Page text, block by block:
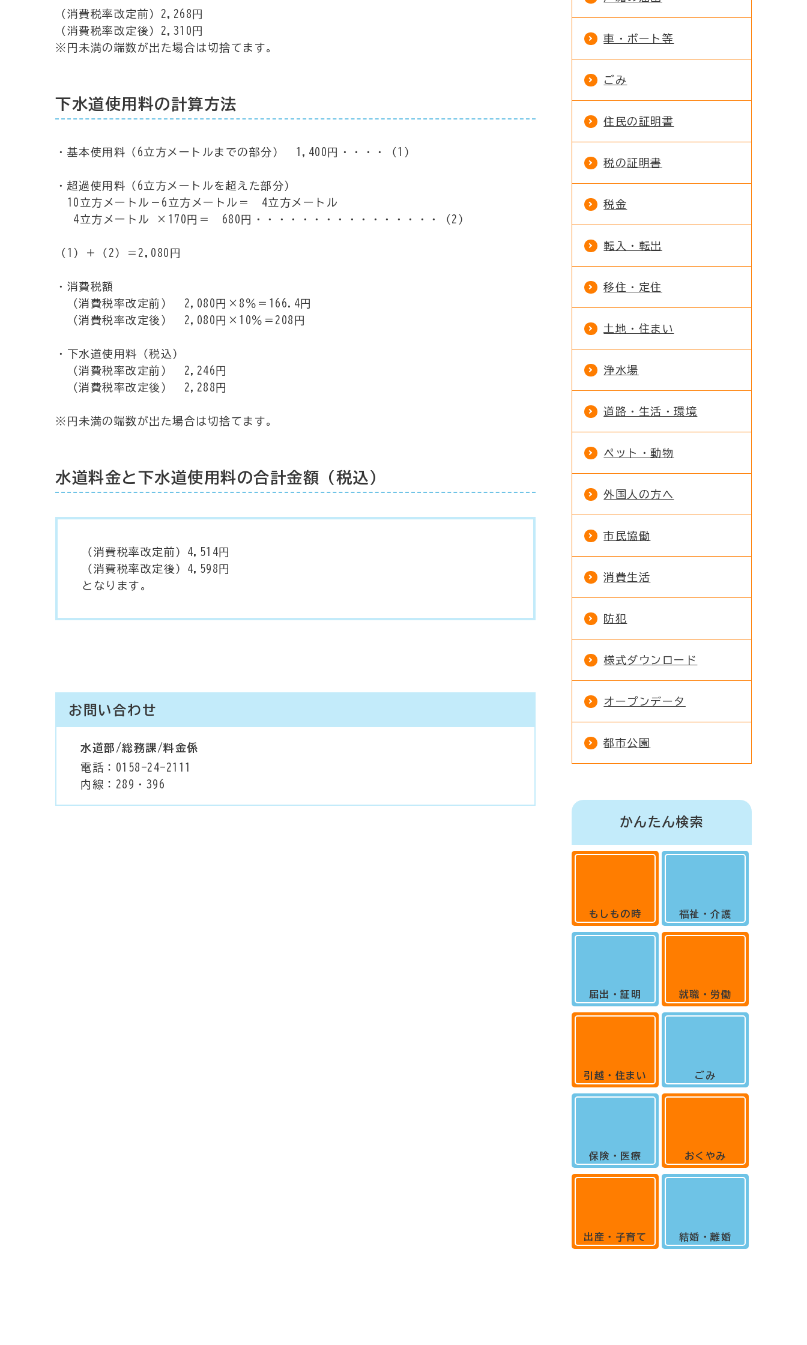
（消費税率改定前）2,268円
（消費税率改定後）2,310円
※円未満の端数が出た場合は切捨てます。
下水道使用料の計算方法
・基本使用料（6立方メートルまでの部分） 1,400円・・・・（1）
・超過使用料（6立方メートルを超えた部分）
10立方メートル－6立方メートル＝ 4立方メートル
4立方メートル ×170円＝ 680円・・・・・・・・・・・・・・・・（2）
（1）＋（2）＝2,080円
・消費税額
（消費税率改定前） 2,080円×8％＝166.4円
（消費税率改定後） 2,080円×10％＝208円
・下水道使用料（税込）
（消費税率改定前） 2,246円
（消費税率改定後） 2,288円
※円未満の端数が出た場合は切捨てます。
水道料金と下水道使用料の合計金額（税込）
（消費税率改定前）4,514円
（消費税率改定後）4,598円
となります。
お問い合わせ
水道部/総務課/料金係
電話：0158-24-2111
内線：289・396
車・ボート等
ごみ
住民の証明書
税の証明書
税金
転入・転出
移住・定住
土地・住まい
浄水場
道路・生活・環境
ペット・動物
外国人の方へ
市民協働
消費生活
防犯
様式ダウンロード
オープンデータ
都市公園
かんたん検索
もしもの時
届出・証明
引越・住まい
保険・医療
出産・子育て
福祉・介護
就職・労働
ごみ
おくやみ
結婚・離婚